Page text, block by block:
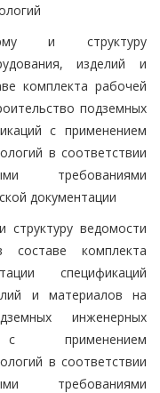
и структуру
изделий и
комплекта рабочей
подземных
с применением
в соответствии
требованиями
документации
ведомости
комплекта
спецификаций
и материалов на
инженерных
с применением
в соответствии
требованиями